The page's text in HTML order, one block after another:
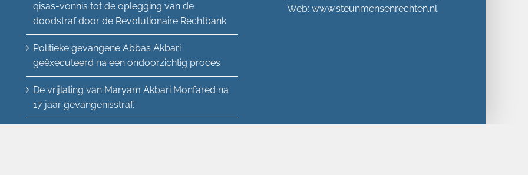
qisas-vonnis tot de oplegging van de
doodstraf door de Revolutionaire Rechtbank
Politieke gevangene Abbas Akbari
geëxecuteerd na een ondoorzichtig proces
De vrijlating van Maryam Akbari Monfared na
17 jaar gevangenisstraf.
Web: www.steunmensenrechten.nl